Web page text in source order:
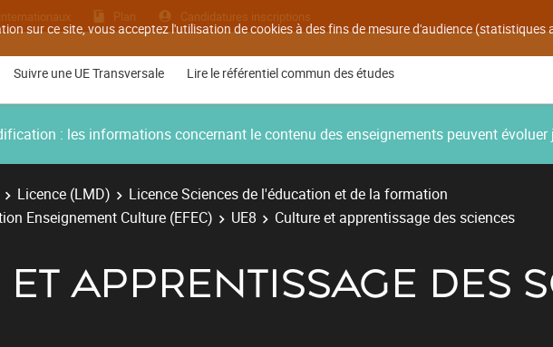
sur ce site, vous acceptez l'utilisation de cookies à des fins de mesure d'audience (statistiques
Plan Candidatures inscriptions
Suivre une UE Transversale Lire le référentiel commun des études
: les informations concernant le contenu des enseignements peuvent évoluer
Licence (LMD)
Licence Sciences de l'éducation et de la formation
Enseignement Culture (EFEC)
UE8 Culture et apprentissage des sciences
ET APPRENTISSAGE DES